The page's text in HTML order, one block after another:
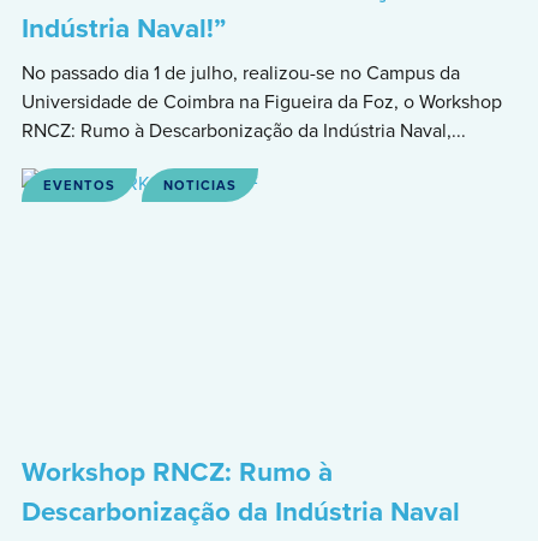
Indústria Naval!”
No passado dia 1 de julho, realizou-se no Campus da
Universidade de Coimbra na Figueira da Foz, o Workshop
RNCZ: Rumo à Descarbonização da Indústria Naval,...
EVENTOS NOTICIAS
Workshop RNCZ: Rumo à
Descarbonização da Indústria Naval